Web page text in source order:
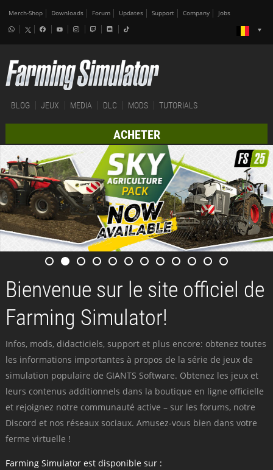
Merch-Shop Downloads Forum Updates Support Company Jobs
BLOG JEUX MEDIA DLC MODS TUTORIALS
ACHETER
Bienvenue sur le site officiel de
Farming Simulator!
Infos, mods, didacticiels, support et plus encore: obtenez toutes
les informations importantes à propos de la série de jeux de
simulation populaire de GIANTS Software. Obtenez les jeux et
leurs contenus additionnels dans la boutique en ligne officielle
et rejoignez notre communauté active – sur les forums, notre
Discord et nos réseaux sociaux. Amusez-vous bien dans votre
ferme virtuelle !
Farming Simulator est disponible sur :